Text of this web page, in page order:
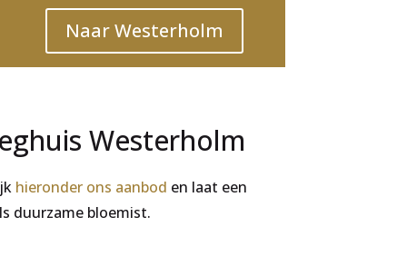
Naar Westerholm
Westerholm
hieronder ons aanbod en laat een
duurzame bloemist.